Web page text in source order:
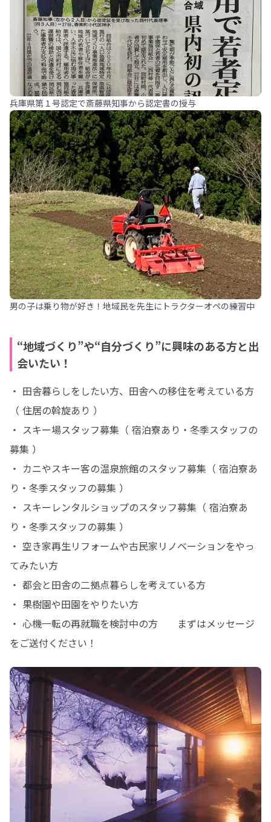
兵庫県第１号認定で斎藤県知事から認定書の授与
男の子は乗り物が好き！地域民を先生にトラクターオペの練習中
“地域づくり”や“自分づくり”に興味のある方と出
会いたい！
・ 田舎暮らしをしたい方、田舎への移住を考えている方
（ 住居の斡旋あり ）
・ スキー場スタッフ募集（ 宿泊寮あり・冬季スタッフの
募集 ）
・ カニやスキー客の温泉旅館のスタッフ募集（ 宿泊寮あ
り・冬季スタッフの募集 ）
・ スキーレンタルショップのスタッフ募集（ 宿泊寮あ
り・冬季スタッフの募集 ）
・ 空き家再生リフォームや古民家リノベーションをやっ
てみたい方
・ 都会と田舎の二拠点暮らしを考えている方
・ 果樹園や田園をやりたい方
・ 心機一転の再就職を検討中の方　　まずはメッセージ
をご送付ください！